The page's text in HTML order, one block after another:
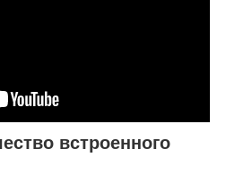
встроенного